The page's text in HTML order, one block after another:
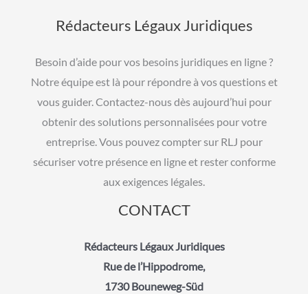
Rédacteurs Légaux Juridiques
Besoin d’aide pour vos besoins juridiques en ligne ?
Notre équipe est là pour répondre à vos questions et
vous guider. Contactez-nous dès aujourd’hui pour
obtenir des solutions personnalisées pour votre
entreprise. Vous pouvez compter sur RLJ pour
sécuriser votre présence en ligne et rester conforme
aux exigences légales.
CONTACT
Rédacteurs Légaux Juridiques
Rue de l’Hippodrome,
1730 Bouneweg-Süd